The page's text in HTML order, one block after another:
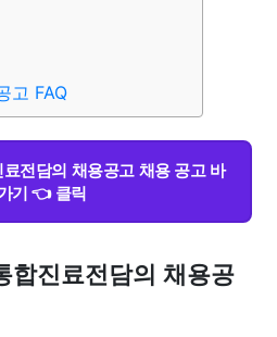
교통 생활
고 FAQ
전담의 채용공고 채용 공고 바
기 👈 클릭
합진료전담의 채용공